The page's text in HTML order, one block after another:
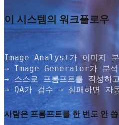
이 시스템의 워크플로우
Image Analyst가 이미지 분
→ Image Generator가 분석
→ 스스로 프롬프트를 작성
→ QA가 검수 → 실패하면 자
사람은 프롬프트를 한 번도 안